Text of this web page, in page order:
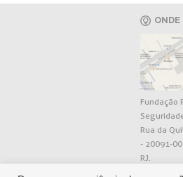
ONDE
Fundação
Rua da
- 20091-
RJ.